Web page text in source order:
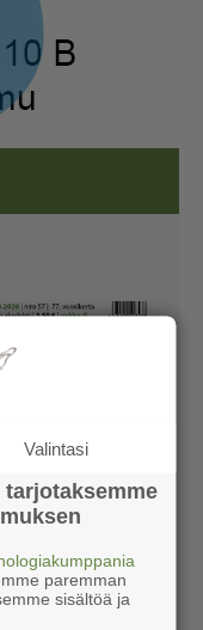
Valintasi
paremman
sisältöä ja